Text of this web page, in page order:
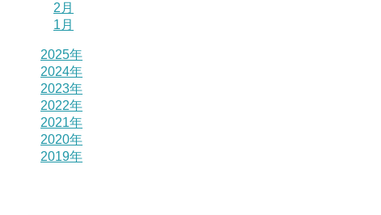
2月
1月
2025年
2024年
2023年
2022年
2021年
2020年
2019年